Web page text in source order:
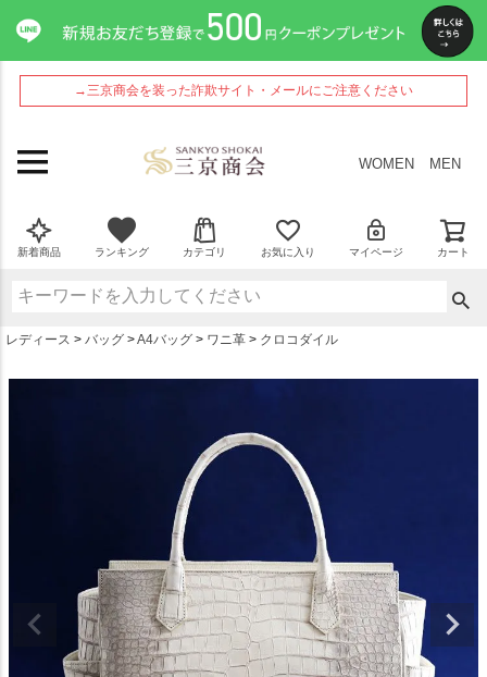
→三京商会を装った詐欺サイト・メールにご注意ください
WOMEN MEN
新着商品 ランキング カテゴリ お気に入り マイページ カート
レディース バッグ A4バッグ ワニ革 クロコダイル
ペー
ジト
ップ
へ